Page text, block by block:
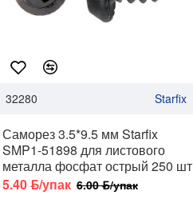
32280 Starfix
Саморез 3.5*9.5 мм Starfix
SMP1-51898 для листового
металла фосфат острый 250 шт
5.40 ƃ/упак 6.00 ƃ/упак